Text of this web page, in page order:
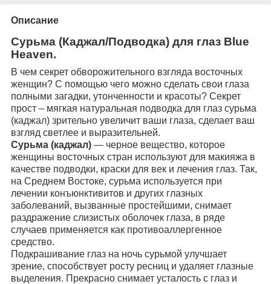
Описание
Сурьма (Каджал/Подводка) для глаз Blue
Heaven.
В чем секрет обворожительного взгляда восточных
женщин? С помощью чего можно сделать свои глаза
полными загадки, утонченности и красоты? Секрет
прост – мягкая натуральная подводка для глаз сурьма
(каджал) зрительно увеличит ваши глаза, сделает ваш
взгляд светлее и выразительней.
Сурьма (каджал) ― черное вещество, которое
женщины восточных стран используют для макияжа в
качестве подводки, краски для век и лечения глаз. Так,
на Среднем Востоке, сурьма используется при
лечении конъюнктивитов и других глазных
заболеваний, вызванные простейшими, снимает
раздражение слизистых оболочек глаза, в ряде
случаев применяется как противоаллергенное
средство.
Подкрашивание глаз на ночь сурьмой улучшает
зрение, способствует росту ресниц и удаляет глазные
выделения. Прекрасно снимает усталость с глаз и